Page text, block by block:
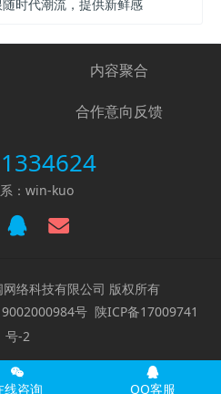
时代潮流，提供新鲜感
内容聚合
合作意向反馈
：win-kuo
络科技有限公司 版权所有
号 陕ICP备17009741
号-2
线咨询 QQ客服